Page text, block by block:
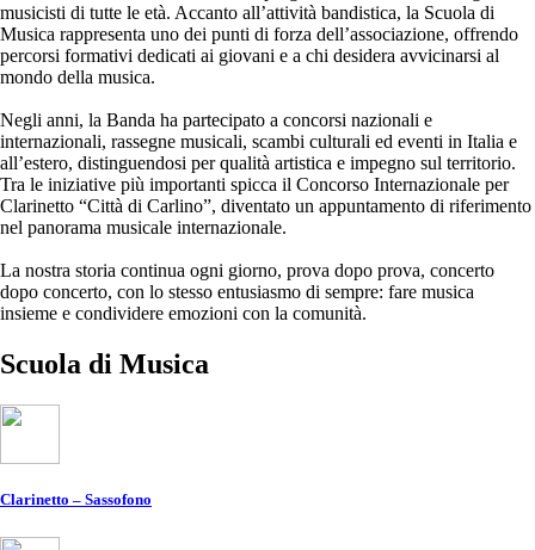
musicisti di tutte le età. Accanto all’attività bandistica, la Scuola di
Musica rappresenta uno dei punti di forza dell’associazione, offrendo
percorsi formativi dedicati ai giovani e a chi desidera avvicinarsi al
mondo della musica.
Negli anni, la Banda ha partecipato a concorsi nazionali e
internazionali, rassegne musicali, scambi culturali ed eventi in Italia e
all’estero, distinguendosi per qualità artistica e impegno sul territorio.
Tra le iniziative più importanti spicca il Concorso Internazionale per
Clarinetto “Città di Carlino”, diventato un appuntamento di riferimento
nel panorama musicale internazionale.
La nostra storia continua ogni giorno, prova dopo prova, concerto
dopo concerto, con lo stesso entusiasmo di sempre: fare musica
insieme e condividere emozioni con la comunità.
Scuola di Musica
Clarinetto – Sassofono